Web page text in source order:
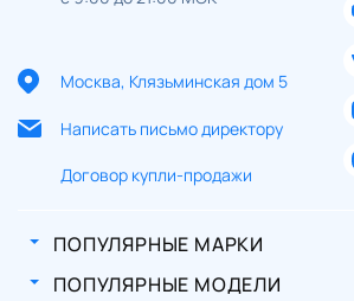
Москва, Клязьминская дом 5
Написать письмо директору
Договор купли-продажи
ПОПУЛЯРНЫЕ МАРКИ
ПОПУЛЯРНЫЕ МОДЕЛИ